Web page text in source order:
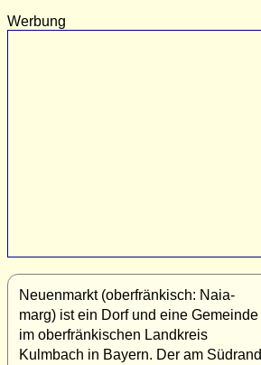
Werbung
Neuenmarkt (oberfränkisch: Naia-
marg) ist ein Dorf und eine Gemeinde
im oberfränkischen Landkreis
Kulmbach in Bayern. Der am Südrand